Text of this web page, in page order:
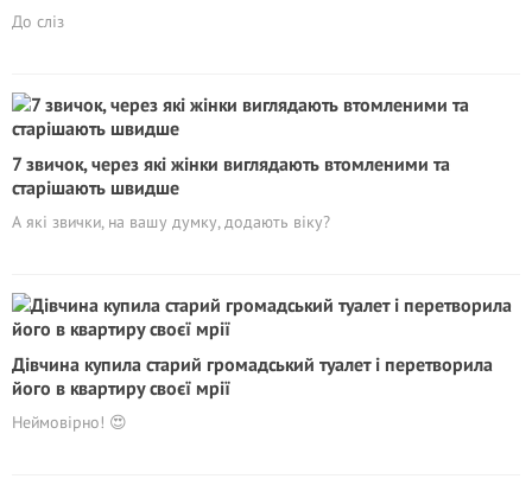
До сліз
7 звичок, через які жінки виглядають втомленими та
старішають швидше
А які звички, на вашу думку, додають віку?
Дівчина купила старий громадський туалет і перетворила
його в квартиру своєї мрії
Неймовірно! 😍